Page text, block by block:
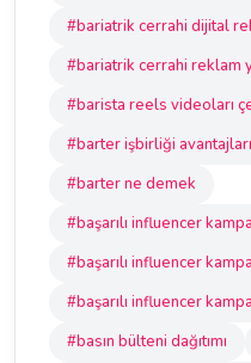
#bariatrik cerrahi dijital
#bariatrik cerrahi reklam
#barista reels videoları
#barter işbirliği avantajları
#barter ne demek
#başarılı influencer
#başarılı influencer
#başarılı influencer
#basın bülteni dağıtımı